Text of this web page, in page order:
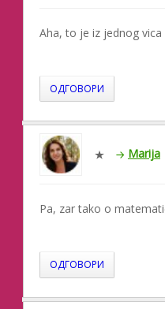
Aha, to je iz jednog vica
ОДГОВОРИ
Marija
Pa, zar tako o
ОДГОВОРИ